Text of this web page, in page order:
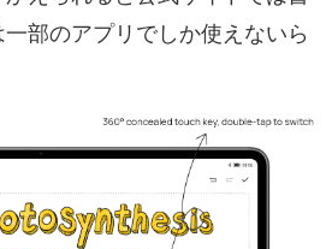
部のアプリでしか使えないら